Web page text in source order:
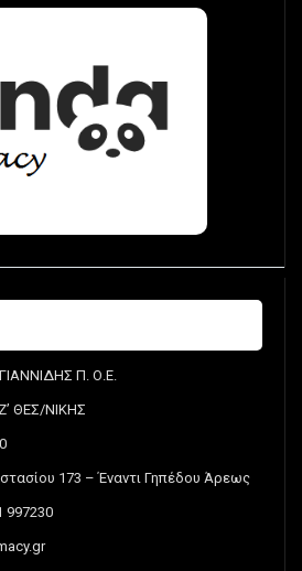
Π. Ο.Ε.
ΘΕΣ/ΝΙΚΗΣ
173 – Έναντι Γηπέδου Άρεως
997230